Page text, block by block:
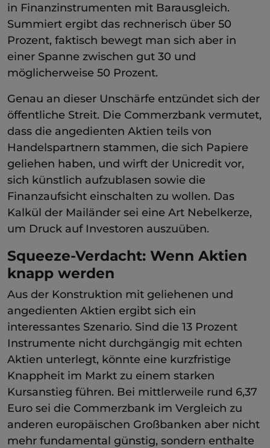
in Finanzinstrumenten mit Barausgleich.
Summiert ergibt das rechnerisch über 50
Prozent, faktisch bewegt man sich aber in
einer Spanne zwischen gut 30 und
möglicherweise 50 Prozent.
Genau an dieser Unschärfe entzündet sich der
öffentliche Streit. Die Commerzbank vermutet,
dass die angedienten Aktien teils von
Handelspartnern stammen, die sich Papiere
geliehen haben, und wirft der Unicredit vor,
sich künstlich aufzublasen sowie die
Finanzaufsicht einschalten zu wollen. Das
Kalkül der Mailänder sei eine Art Nebelkerze,
um Druck auf Investoren auszuüben.
Squeeze-Verdacht: Wenn Aktien
knapp werden
Aus der Konstruktion mit geliehenen und
angedienten Aktien ergibt sich ein
interessantes Szenario. Sind die 13 Prozent
Instrumente nicht durchgängig mit echten
Aktien unterlegt, könnte eine kurzfristige
Knappheit im Markt zu einem starken
Kursanstieg führen. Bei mittlerweile rund 6,37
Euro sei die Commerzbank im Vergleich zu
anderen europäischen Großbanken aber nicht
mehr fundamental günstig, sondern enthalte